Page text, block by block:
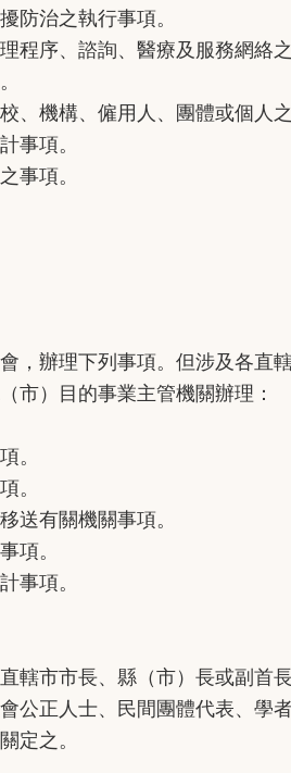
治之執行事項。
、諮詢、醫療及服務網絡之
構、僱用人、團體或個人之
項。
項。
辦理下列事項。但涉及各直轄
）目的事業主管機關辦理：
。
。
有關機關事項。
項。
項。
市市長、縣（市）長或副首
公正人士、民間團體代表、學
定之。